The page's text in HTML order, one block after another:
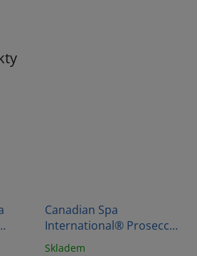
Canadian Spa
International® Prosecco
Dry 6pack
Skladem